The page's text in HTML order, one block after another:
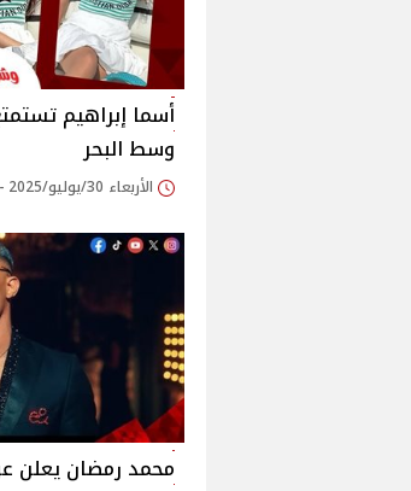
أسما إبراهيم
وسط البحر
الأربعاء 30/يوليو/2025 - 04:30 م
محمد رمضان يعلن